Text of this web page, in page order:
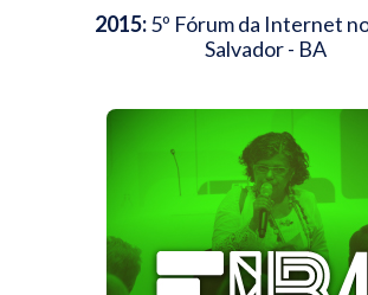
2015:5º Fórum da Internet
Salvador - BA